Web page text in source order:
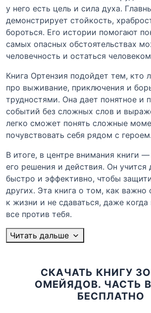
у него есть цель и сила духа.
демонстрирует стойкость,
бороться. Его истории помогают
самых опасных обстоятельствах
человечность и остаться
Книга Ортензия подойдет тем, кто
про выживание, приключения и
трудностями. Она дает понятное и
событий без сложных слов и
легко сможет понять сложные
почувствовать себя рядом с героем.
В итоге, в центре внимания книги
его решения и действия. Он учится
быстро и эффективно, чтобы
других. Эта книга о том, как важно
к жизни и не сдаваться, даже когда
все против тебя.
Читать дальше
СКАЧАТЬ КНИГУ
ОМЕЙЯДОВ. ЧАСТЬ
БЕСПЛАТНО